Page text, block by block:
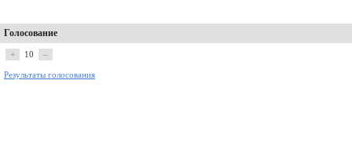
Голосование
+ 10 –
Результаты голосования